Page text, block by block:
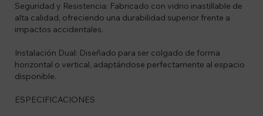
Seguridad y Resistencia: Fabricado con vidrio inastillable de
alta calidad, ofreciendo una durabilidad superior frente a
impactos accidentales.
Instalación Dual: Diseñado para ser colgado de forma
horizontal o vertical, adaptándose perfectamente al espacio
disponible.
ESPECIFICACIONES